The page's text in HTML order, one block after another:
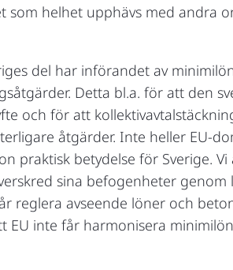
som helhet upphävs med andra
del har införandet av
Detta bl.a. för att den
och för att
åtgärder. Inte heller EU-
praktisk betydelse för Sverige.
sina befogenheter
reglera avseende löner och
EU inte får harmonisera